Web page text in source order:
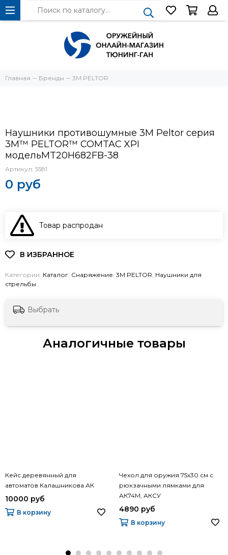
Главная Бренды 3М PELTOR
Наушники противошумные 3M Peltor серия
3M™ PELTOR™ COMTAC XPI
модельMT20H682FB-38
Артикул: 5581
0 руб
Товар распродан
Категории: Каталог, Снаряжение, 3М PELTOR, Наушники для
стрельбы
Выбрать
Аналогичные товары
Кейс деревянный для
автоматов Калашникова АК
10000 руб
В корзину
Чехол для оружия 75х30 см с
рюкзачными лямками для
АК74М, АКСУ
4890 руб
В корзину